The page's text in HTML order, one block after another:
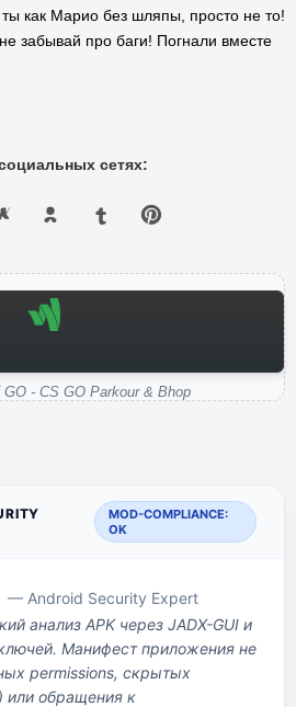
как Марио без шляпы, просто не то!
забывай про баги! Погнали вместе
сетях:
- CS GO Parkour & Bhop
MOD-COMPLIANCE:
OK
— Android Security Expert
анализ APK через JADX-GUI и
Манифест приложения не
permissions, скрытых
или обращения к